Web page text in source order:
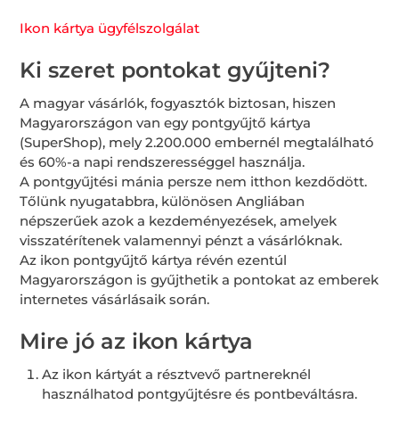
Ikon kártya ügyfélszolgálat
Ki szeret pontokat gyűjteni?
A magyar vásárlók, fogyasztók biztosan, hiszen
Magyarországon van egy pontgyűjtő kártya
(SuperShop), mely 2.200.000 embernél megtalálható
és 60%-a napi rendszerességgel használja.
A pontgyűjtési mánia persze nem itthon kezdődött.
Tőlünk nyugatabbra, különösen Angliában
népszerűek azok a kezdeményezések, amelyek
visszatérítenek valamennyi pénzt a vásárlóknak.
Az ikon pontgyűjtő kártya révén ezentúl
Magyarországon is gyűjthetik a pontokat az emberek
internetes vásárlásaik során.
Mire jó az ikon kártya
Az ikon kártyát a résztvevő partnereknél
használhatod pontgyűjtésre és pontbeváltásra.